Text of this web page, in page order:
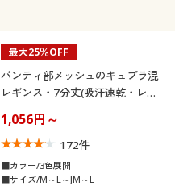
最大25％OFF
パンティ部メッシュのキュプラ混
レギンス・7分丈(吸汗速乾・レッ
1,056円～
172件
■カラー/3色展開
■サイズ/M～L～JM～L